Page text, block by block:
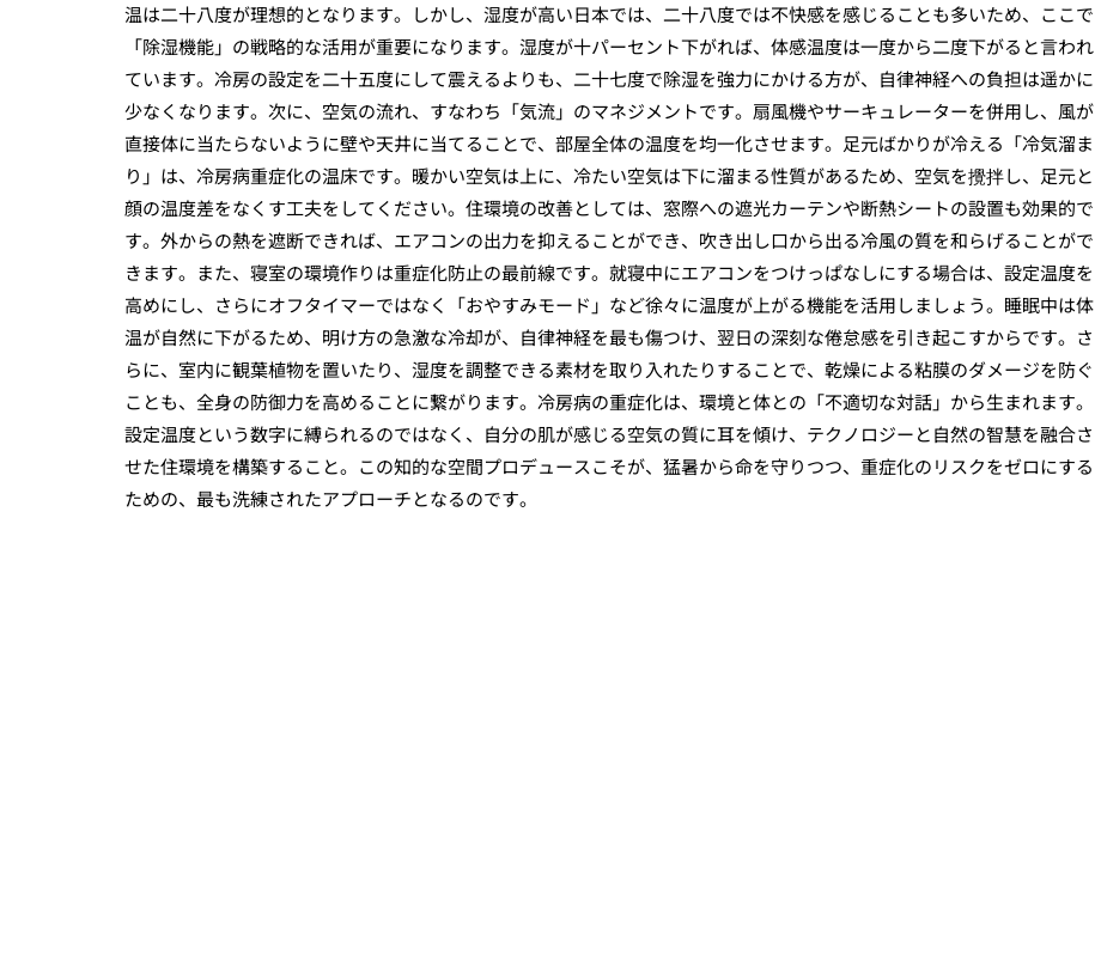
温は二十八度が理想的となります。しかし、湿度が高い日本では、二十八度では不快感を感じることも多いため、ここで
「除湿機能」の戦略的な活用が重要になります。湿度が十パーセント下がれば、体感温度は一度から二度下がると言われ
ています。冷房の設定を二十五度にして震えるよりも、二十七度で除湿を強力にかける方が、自律神経への負担は遥かに
少なくなります。次に、空気の流れ、すなわち「気流」のマネジメントです。扇風機やサーキュレーターを併用し、風が
直接体に当たらないように壁や天井に当てることで、部屋全体の温度を均一化させます。足元ばかりが冷える「冷気溜ま
り」は、冷房病重症化の温床です。暖かい空気は上に、冷たい空気は下に溜まる性質があるため、空気を攪拌し、足元と
顔の温度差をなくす工夫をしてください。住環境の改善としては、窓際への遮光カーテンや断熱シートの設置も効果的で
す。外からの熱を遮断できれば、エアコンの出力を抑えることができ、吹き出し口から出る冷風の質を和らげることがで
きます。また、寝室の環境作りは重症化防止の最前線です。就寝中にエアコンをつけっぱなしにする場合は、設定温度を
高めにし、さらにオフタイマーではなく「おやすみモード」など徐々に温度が上がる機能を活用しましょう。睡眠中は体
温が自然に下がるため、明け方の急激な冷却が、自律神経を最も傷つけ、翌日の深刻な倦怠感を引き起こすからです。さ
らに、室内に観葉植物を置いたり、湿度を調整できる素材を取り入れたりすることで、乾燥による粘膜のダメージを防ぐ
ことも、全身の防御力を高めることに繋がります。冷房病の重症化は、環境と体との「不適切な対話」から生まれます。
設定温度という数字に縛られるのではなく、自分の肌が感じる空気の質に耳を傾け、テクノロジーと自然の智慧を融合さ
せた住環境を構築すること。この知的な空間プロデュースこそが、猛暑から命を守りつつ、重症化のリスクをゼロにする
ための、最も洗練されたアプローチとなるのです。